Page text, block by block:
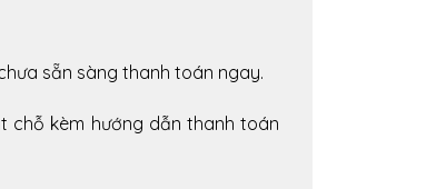
sẵn sàng thanh toán ngay.
chỗ kèm hướng dẫn thanh toán